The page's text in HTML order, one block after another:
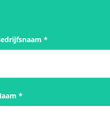
*
*